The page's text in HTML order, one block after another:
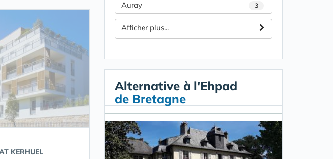
KERHUEL
Auray 3
Afficher plus...
Alternative à l'Ehpad
de Bretagne